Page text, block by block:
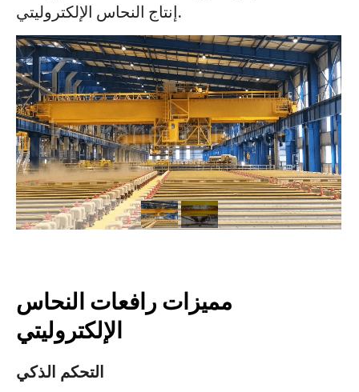
المشاريع
المدونات
أخبار
التطبيقات
معلومات عنا
إنتاج النحاس الإلكتروليتي.
مميزات رافعات النحاس
الإلكتروليتي
التحكم الذكي